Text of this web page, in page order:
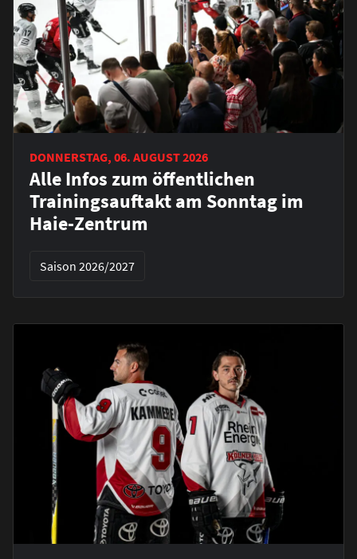
DONNERSTAG, 06. AUGUST 2026
Alle Infos zum öffentlichen
Trainingsauftakt am Sonntag im
Haie-Zentrum
Saison 2026/2027